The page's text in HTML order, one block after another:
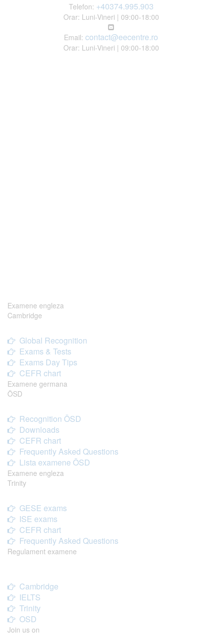
Telefon: +40374.995.903
Orar: Luni-Vineri | 09:00-18:00
Email: contact@eecentre.ro
Orar: Luni-Vineri | 09:00-18:00
Examene engleza
Cambridge
Global Recognition
Exams & Tests
Exams Day Tips
CEFR chart
Examene germana
ÖSD
Recognition ÖSD
Downloads
CEFR chart
Frequently Asked Questions
Lista examene ÖSD
Examene engleza
Trinity
GESE exams
ISE exams
CEFR chart
Frequently Asked Questions
Regulament examene
Cambridge
IELTS
Trinity
OSD
Join us on